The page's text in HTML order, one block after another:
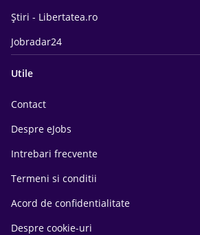
Știri - Libertatea.ro
Jobradar24
Utile
Contact
Despre eJobs
Intrebari frecvente
Termeni si conditii
Acord de confidentialitate
Despre cookie-uri